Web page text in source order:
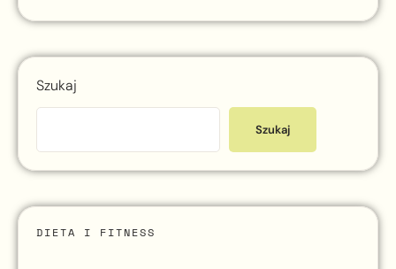
Szukaj
Szukaj
DIETA I FITNESS